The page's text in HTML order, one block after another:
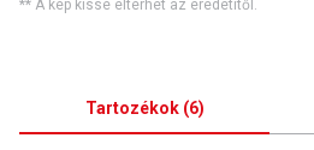
** A kép kissé eltérhet az eredetitől.
Tartozékok(6)